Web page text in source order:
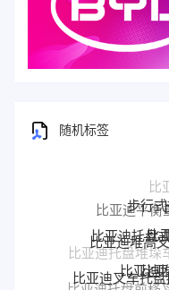
随机标签
比亚迪平衡
步行
比亚迪托盘堆垛
比亚迪堆高
比亚迪托盘
比
比亚迪叉车托
比亚迪
比